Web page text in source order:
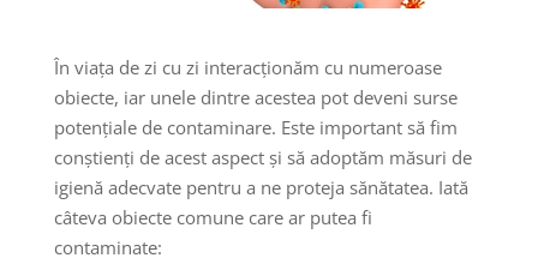
În viața de zi cu zi interacționăm cu numeroase
obiecte, iar unele dintre acestea pot deveni surse
potențiale de contaminare. Este important să fim
conștienți de acest aspect și să adoptăm măsuri de
igienă adecvate pentru a ne proteja sănătatea. Iată
câteva obiecte comune care ar putea fi
contaminate: